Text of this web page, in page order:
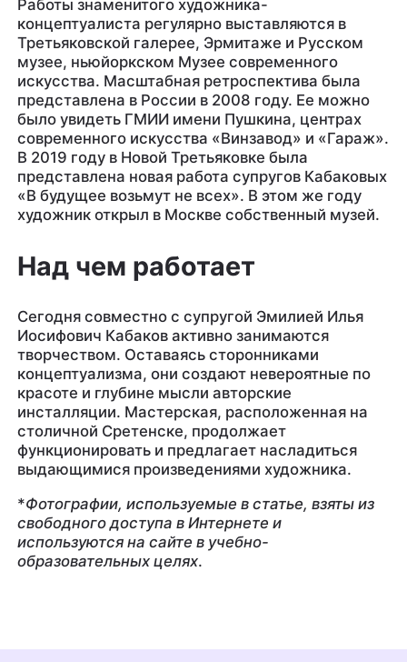
Работы знаменитого художника-
концептуалиста регулярно выставляются в
Третьяковской галерее, Эрмитаже и Русском
музее, ньюйоркском Музее современного
искусства. Масштабная ретроспектива была
представлена в России в 2008 году. Ее можно
было увидеть ГМИИ имени Пушкина, центрах
современного искусства «Винзавод» и «Гараж».
В 2019 году в Новой Третьяковке была
представлена новая работа супругов Кабаковых
«В будущее возьмут не всех». В этом же году
художник открыл в Москве собственный музей.
Над чем работает
Сегодня совместно с супругой Эмилией Илья
Иосифович Кабаков активно занимаются
творчеством. Оставаясь сторонниками
концептуализма, они создают невероятные по
красоте и глубине мысли авторские
инсталляции. Мастерская, расположенная на
столичной Сретенске, продолжает
функционировать и предлагает насладиться
выдающимися произведениями художника.
*Фотографии, используемые в статье, взяты из
свободного доступа в Интернете и
используются на сайте в учебно-
образовательных целях.